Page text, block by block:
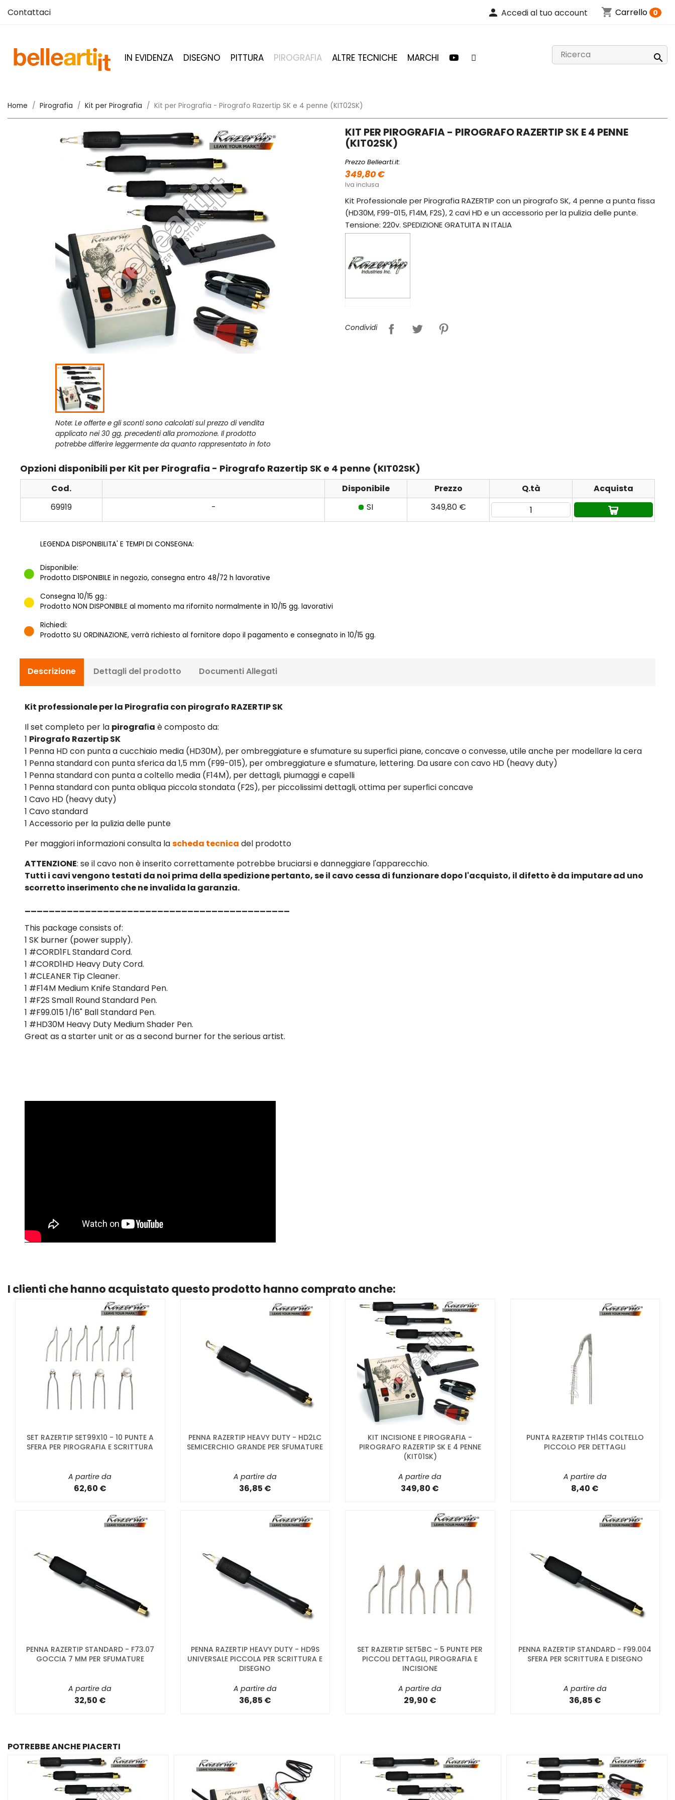
Contattaci person Accedi al tuo account shopping_cart Carrello 0
IN EVIDENZA DISEGNO PITTURA PIROGRAFIA ALTRE TECNICHE MARCHI 
Home Pirografia Kit per Pirografia Kit per Pirografia - Pirografo Razertip SK e 4 penne (KIT02SK)
Note: Le offerte e gli sconti sono calcolati sul prezzo di vendita
applicato nei 30 gg. precedenti alla promozione. Il prodotto
potrebbe differire leggermente da quanto rappresentato in foto
KIT PER PIROGRAFIA - PIROGRAFO RAZERTIP SK E 4 PENNE
(KIT02SK)
Prezzo Bellearti.it:
349,80 €
Iva inclusa
Kit Professionale per Pirografia RAZERTIP con un pirografo SK, 4 penne a punta fissa
(HD30M, F99-015, F14M, F2S), 2 cavi HD e un accessorio per la pulizia delle punte.
Tensione: 220v. SPEDIZIONE GRATUITA IN ITALIA
Condividi
Opzioni disponibili per Kit per Pirografia - Pirografo Razertip SK e 4 penne (KIT02SK)
Cod. Disponibile Prezzo Q.tà
Acquista
69919
- SI 349,80 €
LEGENDA DISPONIBILITA' E TEMPI DI CONSEGNA:
Disponibile:
Prodotto DISPONIBILE in negozio, consegna entro 48/72 h lavorative
Consegna 10/15 gg.:
Prodotto NON DISPONIBILE al momento ma rifornito normalmente in 10/15 gg. lavorativi
Richiedi:
Prodotto SU ORDINAZIONE, verrà richiesto al fornitore dopo il pagamento e consegnato in 10/15 gg.
Descrizione Dettagli del prodotto Documenti Allegati
Kit professionale per la Pirografia con pirografo RAZERTIP SK
Il set completo per la pirograﬁa è composto da:
1 Pirografo Razertip SK
1 Penna HD con punta a cucchiaio media (HD30M), per ombreggiature e sfumature su superﬁci piane, concave o convesse, utile anche per modellare la cera
1 Penna standard con punta sferica da 1,5 mm (F99-015), per ombreggiature e sfumature, lettering. Da usare con cavo HD (heavy duty)
1 Penna standard con punta a coltello media (F14M), per dettagli, piumaggi e capelli
1 Penna standard con punta obliqua piccola stondata (F2S), per piccolissimi dettagli, ottima per superﬁci concave
1 Cavo HD (heavy duty)
1 Cavo standard
1 Accessorio per la pulizia delle punte
Per maggiori informazioni consulta lascheda tecnica del prodotto
ATTENZIONE: se il cavo non è inserito correttamente potrebbe bruciarsi e danneggiare l'apparecchio.
Tutti i cavi vengono testati da noi prima della spedizione pertanto, se il cavo cessa di funzionare dopo l'acquisto, il difetto è da imputare ad uno
scorretto inserimento che ne invalida la garanzia.
____________________________________________
This package consists of:
1 SK burner (power supply).
1 #CORD1FL Standard Cord.
1 #CORD1HD Heavy Duty Cord.
1 #CLEANER Tip Cleaner.
1 #F14M Medium Knife Standard Pen.
1 #F2S Small Round Standard Pen.
1 #F99.015 1/16" Ball Standard Pen.
1 #HD30M Heavy Duty Medium Shader Pen.
Great as a starter unit or as a second burner for the serious artist.
I clienti che hanno acquistato questo prodotto hanno comprato anche:
SET RAZERTIP SET99X10 - 10 PUNTE A
SFERA PER PIROGRAFIA E SCRITTURA
A partire da
62,60 €
PENNA RAZERTIP HEAVY DUTY - HD2LC
SEMICERCHIO GRANDE PER SFUMATURE
A partire da
36,85 €
KIT INCISIONE E PIROGRAFIA -
PIROGRAFO RAZERTIP SK E 4 PENNE
(KIT01SK)
A partire da
349,80 €
PUNTA RAZERTIP TH14S COLTELLO
PICCOLO PER DETTAGLI
A partire da
8,40 €
PENNA RAZERTIP STANDARD - F73.07
GOCCIA 7 MM PER SFUMATURE
A partire da
32,50 €
PENNA RAZERTIP HEAVY DUTY - HD9S
UNIVERSALE PICCOLA PER SCRITTURA E
DISEGNO
A partire da
36,85 €
SET RAZERTIP SET5BC - 5 PUNTE PER
PICCOLI DETTAGLI, PIROGRAFIA E
INCISIONE
A partire da
29,90 €
PENNA RAZERTIP STANDARD - F99.004
SFERA PER SCRITTURA E DISEGNO
A partire da
36,85 €
POTREBBE ANCHE PIACERTI